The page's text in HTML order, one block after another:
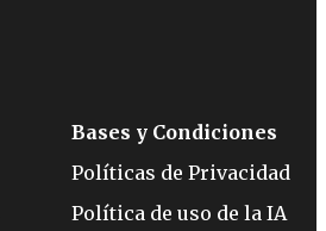
Bases y Condiciones
Políticas de Privacidad
Política de uso de la IA